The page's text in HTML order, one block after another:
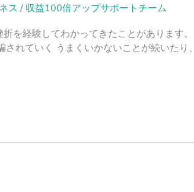
ス / 収益100倍アップサポートチーム
を経験してわかってきたことがあります
されていく うまくいかないことが続いたり